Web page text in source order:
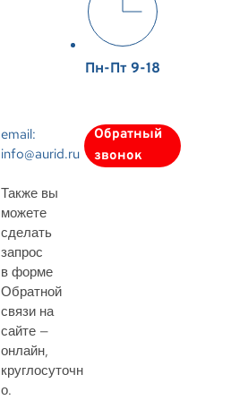
Пн-Пт 9-18
email:
info@aurid.ru
Также вы
можете
сделать
запрос
в форме
Обратной
связи на
сайте —
онлайн,
круглосуточн
о.
Обратный
звонок